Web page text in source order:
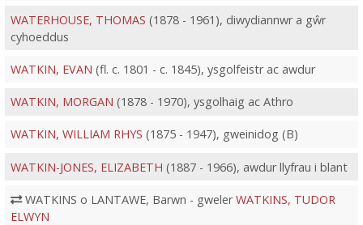
WATERHOUSE, THOMAS (1878 - 1961), diwydiannwr a gŵr
cyhoeddus
WATKIN, EVAN (fl. c. 1801 - c. 1845), ysgolfeistr ac awdur
WATKIN, MORGAN (1878 - 1970), ysgolhaig ac Athro
WATKIN, WILLIAM RHYS (1875 - 1947), gweinidog (B)
WATKIN-JONES, ELIZABETH (1887 - 1966), awdur llyfrau i blant
WATKINS o LANTAWE, Barwn - gwelerWATKINS, TUDOR
ELWYN